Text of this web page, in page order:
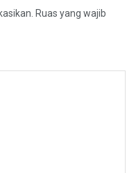
Ruas yang wajib